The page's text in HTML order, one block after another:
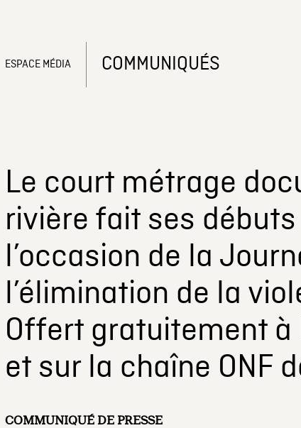
ESPACE MÉDIA COMMUNIQUÉS
Le court métrage
rivière fait ses
l’occasion de la
l’élimination de la
Offert gratuitement à
et sur la chaîne ONF
COMMUNIQUÉ DE PRESSE